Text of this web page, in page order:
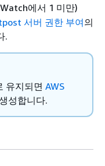
에서 1 미만)
서버 권한 부여의
.
유지되면 AWS
성합니다.